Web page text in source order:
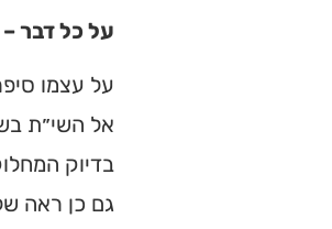
על כל דבר
על עצמו
אל השי״ת
בדיוק
גם כן ראה